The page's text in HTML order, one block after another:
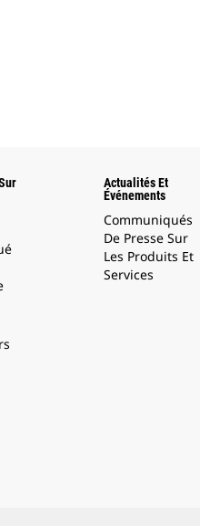
Actualités Et
Événements
Communiqués
De Presse Sur
Les Produits Et
Services